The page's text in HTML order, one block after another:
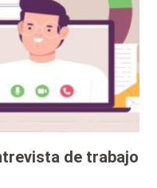
de trabajo